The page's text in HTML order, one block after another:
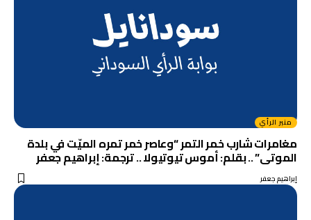
منبر الرأي
مغامرات شارب خمر التمر “وعاصر خمر تمره الميّت في بلدة
الموتى” .. بقلم: أموس تيوتيولا .. ترجمة: إبراهيم جعفر
إبراهيم جعفر